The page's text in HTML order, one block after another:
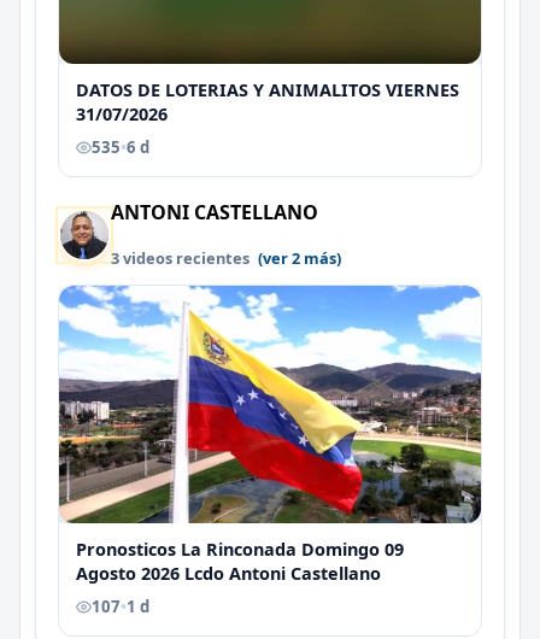
DATOS DE LOTERIAS Y ANIMALITOS VIERNES
31/07/2026
535•6 d
ANTONI CASTELLANO
3 videos recientes (ver 2 más)
Pronosticos La Rinconada Domingo 09
Agosto 2026 Lcdo Antoni Castellano
107•1 d